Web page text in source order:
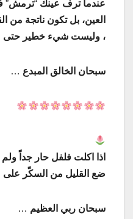
عندما ترف عينك “ترمش”
العين، بل تكون ناتجة من
، وليست شيء خطير حتى
سبحان الخالق المبدع …
اذا اكلت فلفل حار جداً ولم
ضع القليل من السكّر على
سبحان ربي العظيم …